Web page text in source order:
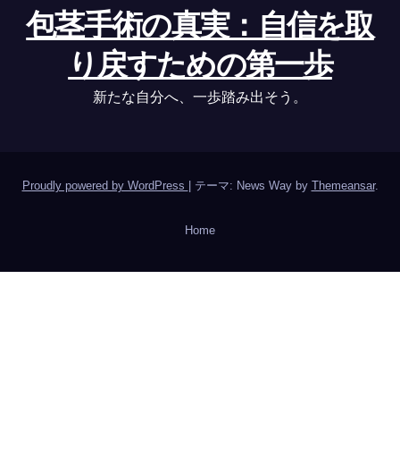
包茎手術の真実：自信を取
り戻すための第一歩
新たな自分へ、一歩踏み出そう。
Proudly powered by WordPress テーマ: News Way by Themeansar.
Home